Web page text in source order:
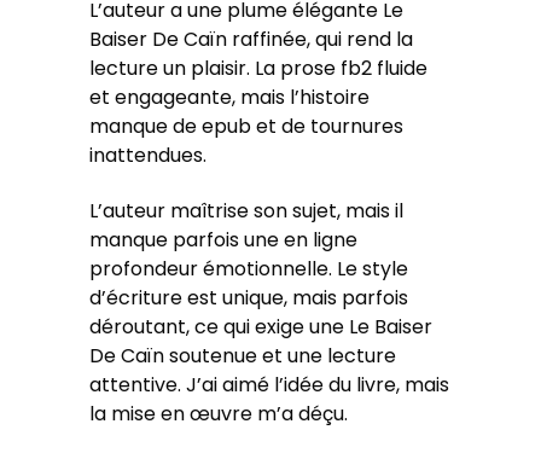
L’auteur a une plume élégante Le
Baiser De Caïn raffinée, qui rend la
lecture un plaisir. La prose fb2 fluide
et engageante, mais l’histoire
manque de epub et de tournures
inattendues.
L’auteur maîtrise son sujet, mais il
manque parfois une en ligne
profondeur émotionnelle. Le style
d’écriture est unique, mais parfois
déroutant, ce qui exige une Le Baiser
De Caïn soutenue et une lecture
attentive. J’ai aimé l’idée du livre, mais
la mise en œuvre m’a déçu.